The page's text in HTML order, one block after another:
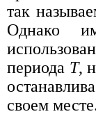
так
Однако
периода T,
своем